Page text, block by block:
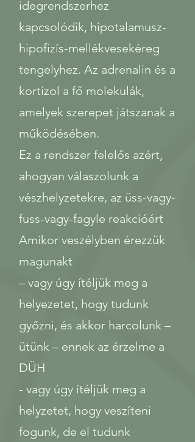
idegrendszerhez
kapcsolódik, hipotalamusz-
hipofizís-mellékvesekéreg
tengelyhez. Az adrenalin és a
kortizol a fő molekulák,
amelyek szerepet játszanak a
működésében.
Ez a rendszer felelős azért,
ahogyan válaszolunk a
vészhelyzetekre, az üss-vagy-
fuss-vagy-fagyle reakcióért
Amikor veszélyben érezzük
magunakt
– vagy úgy ítéljük meg a
helyezetet, hogy tudunk
győzni, és akkor harcolunk –
ütünk – ennek az érzelme a
DÜH
- vagy úgy ítéljük meg a
helyzetet, hogy veszíteni
fogunk, de el tudunk